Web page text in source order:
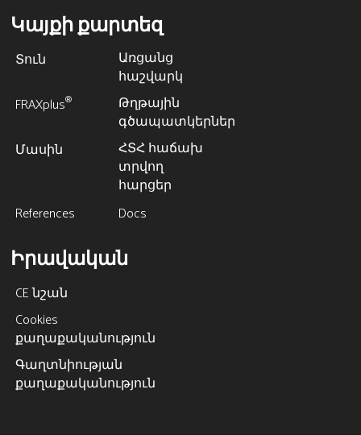
Կայքի քարտեզ
Տուն
Առցանց
հաշվարկ
FRAXplus®
Թղթային
գծապատկերներ
Մասին
ՀՏՀ հաճախ
տրվող
հարցեր
References
Docs
Իրավական
CE նշան
Cookies
քաղաքականություն
Գաղտնիության
քաղաքականություն